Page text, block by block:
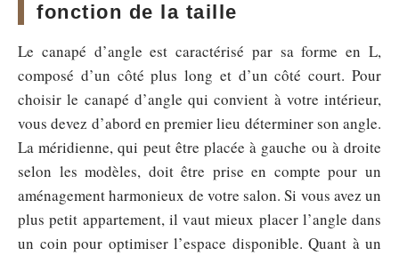
fonction de la taille
Le canapé d’angle est caractérisé par sa forme en L,
composé d’un côté plus long et d’un côté court. Pour
choisir le canapé d’angle qui convient à votre intérieur,
vous devez d’abord en premier lieu déterminer son angle.
La méridienne, qui peut être placée à gauche ou à droite
selon les modèles, doit être prise en compte pour un
aménagement harmonieux de votre salon. Si vous avez un
plus petit appartement, il vaut mieux placer l’angle dans
un coin pour optimiser l’espace disponible. Quant à un